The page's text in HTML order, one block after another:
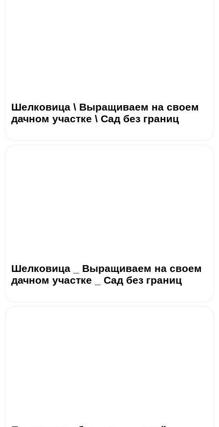
Шелковица \ Выращиваем на своем
дачном участке \ Сад без границ
Шелковица _ Выращиваем на своем
дачном участке _ Сад без границ